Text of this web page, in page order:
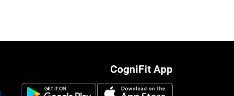
CogniFit App